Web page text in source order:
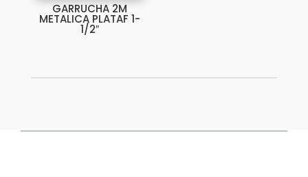
GARRUCHA 2M
METALICA PLATAF 1-
1/2″